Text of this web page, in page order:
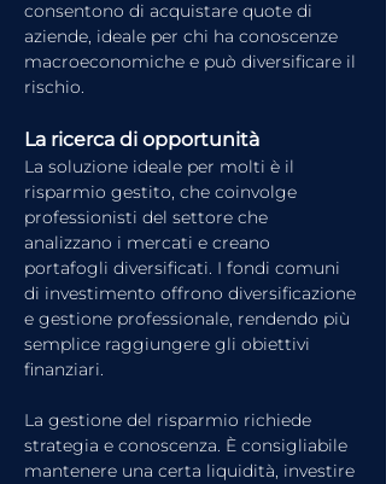
consentono di acquistare quote di
aziende, ideale per chi ha conoscenze
macroeconomiche e può diversificare il
rischio.
La ricerca di opportunità
La soluzione ideale per molti è il
risparmio gestito, che coinvolge
professionisti del settore che
analizzano i mercati e creano
portafogli diversificati. I fondi comuni
di investimento offrono diversificazione
e gestione professionale, rendendo più
semplice raggiungere gli obiettivi
finanziari.
La gestione del risparmio richiede
strategia e conoscenza. È consigliabile
mantenere una certa liquidità, investire